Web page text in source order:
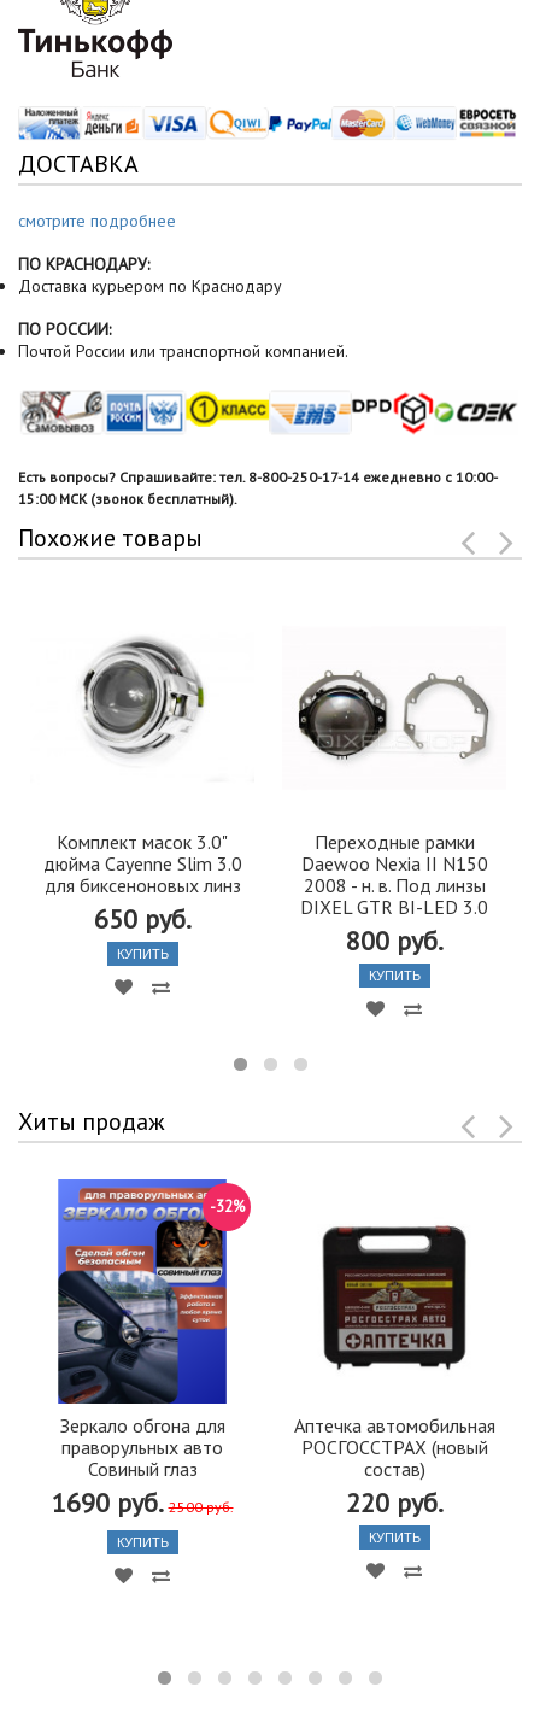
ДОСТАВКА
смотрите подробнее
ПО КРАСНОДАРУ:
Доставка курьером по Краснодару
ПО РОССИИ:
Почтой России или транспортной компанией.
Есть вопросы? Спрашивайте: тел. 8-800-250-17-14 ежедневно с 10:00-
15:00 МСК (звонок бесплатный).
Похожие товары
Комплект масок 3.0"
дюйма Cayenne Slim 3.0
для биксеноновых линз
650 руб.
КУПИТЬ
Переходные рамки
Daewoo Nexia II N150
2008 - н. в. Под линзы
DIXEL GTR BI-LED 3.0
800 руб.
КУПИТЬ
Хиты продаж
Зеркало обгона для
праворульных авто
Совиный глаз
1690 руб. 2500 руб.
-32%
КУПИТЬ
Аптечка автомобильная
РОСГОССТРАХ (новый
состав)
220 руб.
КУПИТЬ